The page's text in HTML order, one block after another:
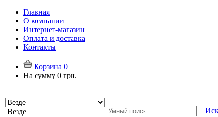
Главная
О компании
Интернет-магазин
Оплата и доставка
Контакты
Корзина 0
На сумму 0 грн.
Везде